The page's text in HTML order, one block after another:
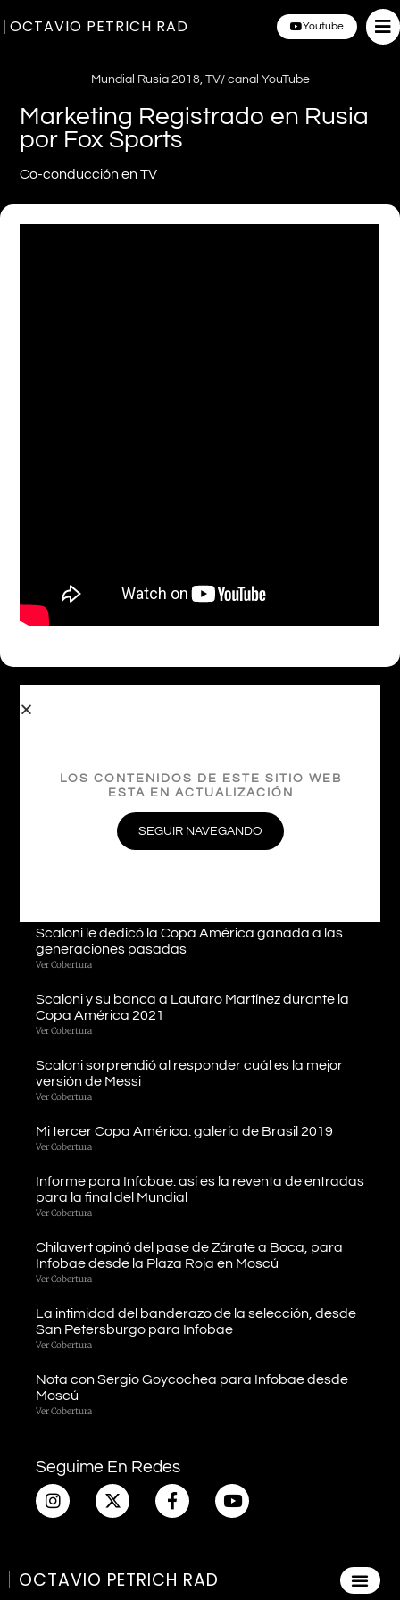
OCTAVIO PETRICH RAD Youtube
Mundial Rusia 2018, TV/ canal YouTube
Marketing Registrado en Rusia
por Fox Sports
Co-conducción en TV
Scaloni enojado por el mal estado del campo de
juego en el debut de la Copa América 2021
Scaloni le dedicó la Copa América ganada a las
generaciones pasadas
Ver Cobertura
Scaloni y su banca a Lautaro Martínez durante la
Copa América 2021
Ver Cobertura
Scaloni sorprendió al responder cuál es la mejor
versión de Messi
Ver Cobertura
Mi tercer Copa América: galería de Brasil 2019
Ver Cobertura
Informe para Infobae: así es la reventa de entradas
para la final del Mundial
Ver Cobertura
Chilavert opinó del pase de Zárate a Boca, para
Infobae desde la Plaza Roja en Moscú
Ver Cobertura
La intimidad del banderazo de la selección, desde
San Petersburgo para Infobae
Ver Cobertura
Nota con Sergio Goycochea para Infobae desde
Moscú
Ver Cobertura
Seguime En Redes
OCTAVIO PETRICH RAD
LOS CONTENIDOS DE ESTE SITIO WEB
ESTA EN ACTUALIZACIÓN
SEGUIR NAVEGANDO